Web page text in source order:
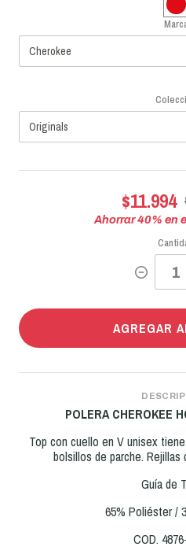
$11.994
Ahorrar40% en
AGREGAR
POLERA CHEROKEE
Top con cuello en V unisex
bolsillos de parche.
Guía de
65% Poliéster /
COD.